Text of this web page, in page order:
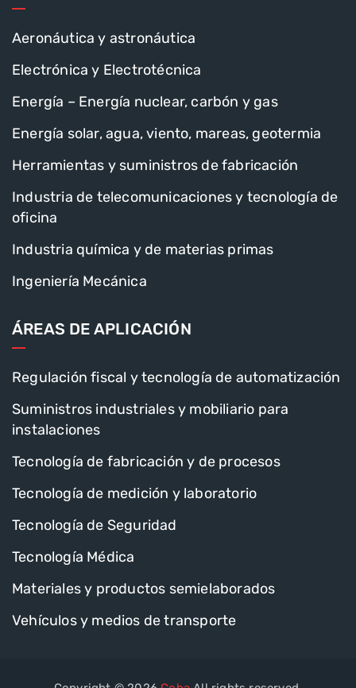
Aeronáutica y astronáutica
Electrónica y Electrotécnica
Energía – Energía nuclear, carbón y gas
Energía solar, agua, viento, mareas, geotermia
Herramientas y suministros de fabricación
Industria de telecomunicaciones y tecnología de
oficina
Industria química y de materias primas
Ingeniería Mecánica
ÁREAS DE APLICACIÓN
Regulación fiscal y tecnología de automatización
Suministros industriales y mobiliario para
instalaciones
Tecnología de fabricación y de procesos
Tecnología de medición y laboratorio
Tecnología de Seguridad
Tecnología Médica
Materiales y productos semielaborados
Vehículos y medios de transporte